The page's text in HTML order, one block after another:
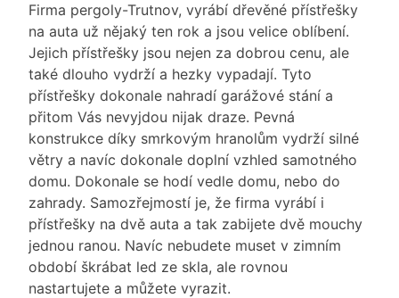
Firma pergoly-Trutnov, vyrábí dřevěné přístřešky
na auta už nějaký ten rok a jsou velice oblíbení.
Jejich přístřešky jsou nejen za dobrou cenu, ale
také dlouho vydrží a hezky vypadají. Tyto
přístřešky dokonale nahradí garážové stání a
přitom Vás nevyjdou nijak draze. Pevná
konstrukce díky smrkovým hranolům vydrží silné
větry a navíc dokonale doplní vzhled samotného
domu. Dokonale se hodí vedle domu, nebo do
zahrady. Samozřejmostí je, že firma vyrábí i
přístřešky na dvě auta a tak zabijete dvě mouchy
jednou ranou. Navíc nebudete muset v zimním
období škrábat led ze skla, ale rovnou
nastartujete a můžete vyrazit.